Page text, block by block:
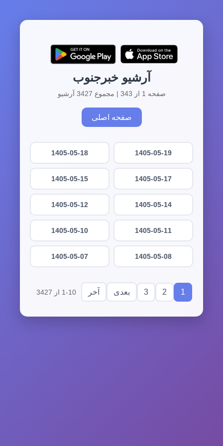
آرشیو خبرجنوب
صفحه 1 از 343 | مجموع 3427 آرشیو
صفحه اصلی
1405-05-19
1405-05-18
1405-05-17
1405-05-15
1405-05-14
1405-05-12
1405-05-11
1405-05-10
1405-05-08
1405-05-07
1
2
3 بعدی آخر 1-10 از 3427